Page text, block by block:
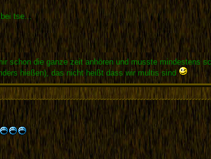
tse...
schon die ganze zeit anhören und musste mindestens
hießen), das nicht heißt dass wir multis sind